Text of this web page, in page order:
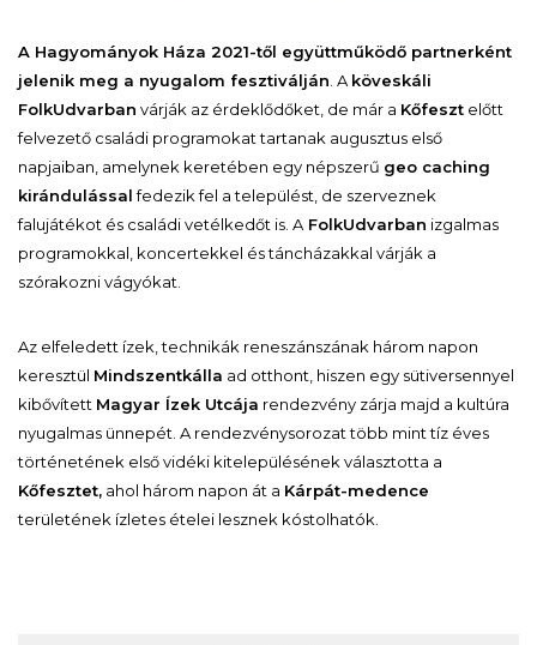
A Hagyományok Háza 2021-től együttműködő partnerként
jelenik meg a nyugalom fesztiválján . A köveskáli
FolkUdvarban várják az érdeklődőket, de már a Kőfeszt előtt
felvezető családi programokat tartanak augusztus első
napjaiban, amelynek keretében egy népszerű geo caching
kirándulássalfedezik fel a települést, de szerveznek
falujátékot és családi vetélkedőt is. A FolkUdvarban izgalmas
programokkal, koncertekkel és táncházakkal várják a
szórakozni vágyókat.
Az elfeledett ízek, technikák reneszánszának három napon
keresztül Mindszentkálla ad otthont, hiszen egy sütiversennyel
kibővített Magyar Ízek Utcája rendezvény zárja majd a kultúra
nyugalmas ünnepét. A rendezvénysorozat több mint tíz éves
történetének első vidéki kitelepülésének választotta a
Kőfesztet, ahol három napon át a Kárpát-medence
területének ízletes ételei lesznek kóstolhatók.